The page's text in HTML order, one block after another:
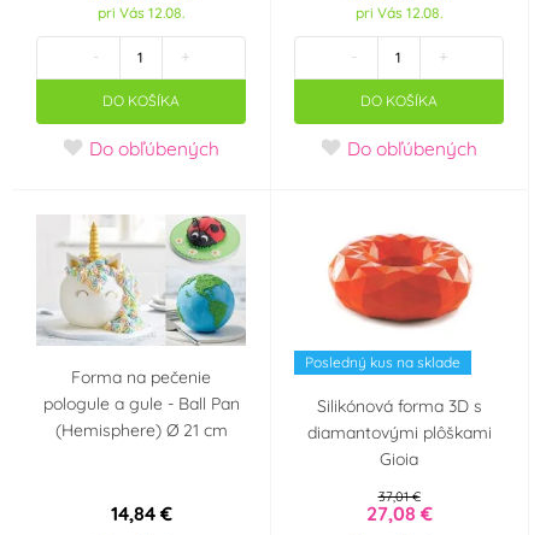
pri Vás 12.08.
- +
DO KOŠÍKA
Do obľúbených
pri Vás 12.08.
- +
DO KOŠÍKA
Do obľúbených
Forma na pečenie
pologule a gule - Ball Pan
(Hemisphere) Ø 21 cm
14,84 €
Posledný kus na sklade
Silikónová forma 3D s
diamantovými plôškami
Gioia
37,01 €
27,08 €